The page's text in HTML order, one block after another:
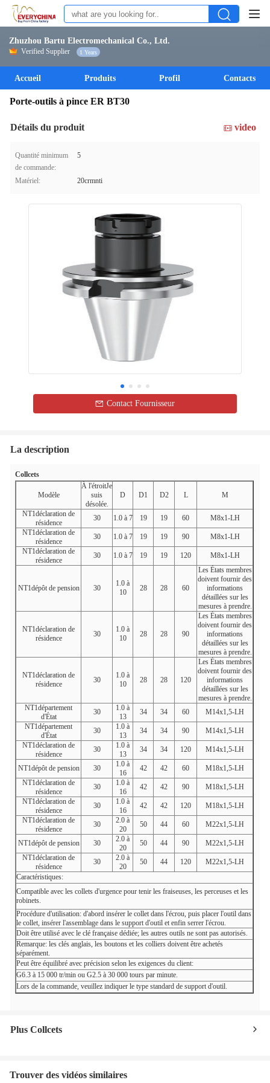
Zhuzhou Bartu Electromechanical Co., Ltd.
Verified Supplier 1 Years
Accueil Produits Profil Contacts
Porte-outils à pince ER BT30
Détails du produit video
Quantité minimum
de commande:
5
Matériel: 20crmnti
Contact Fournisseur
La description
Collcets
Modèle
À l'étroitJe
suis
désolée.
D D1 D2 L M
NT1déclaration de
résidence
30 1.0 à 7 19 19 60
M8x1-LH
NT1déclaration de
résidence
30 1.0 à 7 19 19 90
M8x1-LH
NT1déclaration de
résidence
30 1.0 à 7 19 19 120 M8x1-LH
NT1dépôt de pension 30
1.0 à
10
28 28 60
Les États membres
doivent fournir des
informations
détaillées sur les
mesures à prendre.
NT1déclaration de
résidence
30
1.0 à
10
28 28 90
Les États membres
doivent fournir des
informations
détaillées sur les
mesures à prendre.
NT1déclaration de
résidence
30
1.0 à
10
28 28 120
Les États membres
doivent fournir des
informations
détaillées sur les
mesures à prendre.
NT1département
d'État
30
1.0 à
13
34 34 60
M14x1,5-LH
NT1département
d'État
30
1.0 à
13
34 34 90
M14x1,5-LH
NT1déclaration de
résidence
30
1.0 à
13
34 34 120 M14x1,5-LH
NT1dépôt de pension 30
1.0 à
16
42 42 60
M18x1,5-LH
NT1déclaration de
résidence
30
1.0 à
16
42 42 90
M18x1,5-LH
NT1déclaration de
résidence
30
1.0 à
16
42 42 120
M18x1,5-LH
NT1déclaration de
résidence
30
2.0 à
20
50 44 60 M22x1,5-LH
NT1dépôt de pension 30
2.0 à
20
50 44 90
M22x1,5-LH
NT1déclaration de
résidence
30
2.0 à
20
50 44 120
M22x1,5-LH
Caractéristiques:
Compatible avec les collets d'urgence pour tenir les fraiseuses, les perceuses et les
robinets.
Procédure d'utilisation: d'abord insérer le collet dans l'écrou, puis placer l'outil dans
le collet, insérer l'assemblage dans le support d'outil et enfin serrer l'écrou.
Doit être utilisé avec le clé française dédiée; les autres outils ne sont pas autorisés.
Remarque: les clés anglais, les boutons et les colliers doivent être achetés
séparément.
Peut être équilibré avec précision selon les exigences du client:
G6.3 à 15 000 tr/min ou G2.5 à 30 000 tours par minute.
Lors de la commande, veuillez indiquer le type standard de support d'outil.
Plus Collcets
Trouver des vidéos similaires